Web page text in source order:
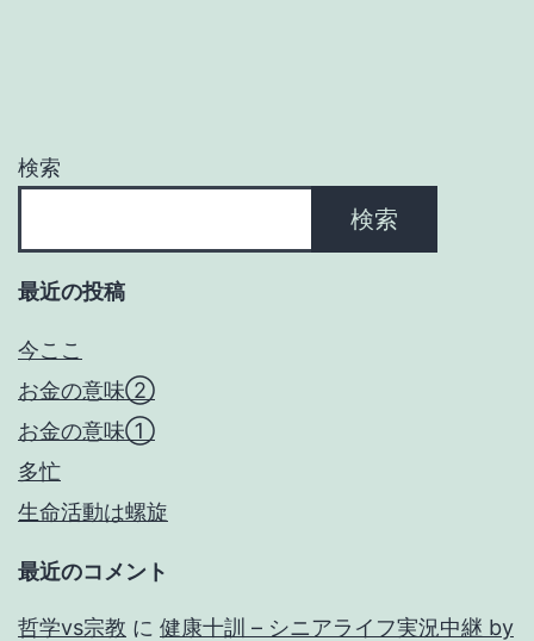
ョ
検索
検索
最近の投稿
今ここ
お金の意味②
お金の意味①
多忙
生命活動は螺旋
最近のコメント
哲学vs宗教 に 健康十訓 – シニアライフ実況中継 by